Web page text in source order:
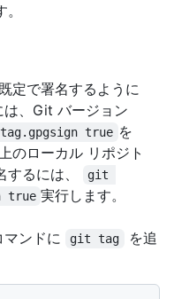
定で署名するように
、Git バージョン
true を
のローカル リポジト
するには、
git
true 実行します。
マンドに git tag
を追